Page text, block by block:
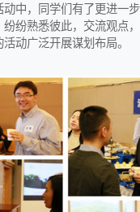
动中，同学们有了更进一
纷纷熟悉彼此，交流观点
动广泛开展谋划布局。